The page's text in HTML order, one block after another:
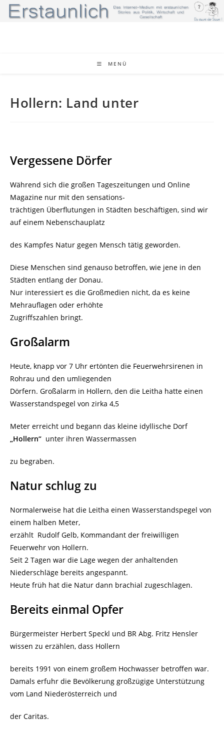
Zum
Inhalt
MENÜ
Hollern: Land unter
Vergessene Dörfer
Während sich die großen Tageszeitungen und Online
Magazine nur mit den sensations-
trächtigen Überflutungen in Städten beschäftigen, sind wir
auf einem Nebenschauplatz
des Kampfes Natur gegen Mensch tätig geworden.
Diese Menschen sind genauso betroffen, wie jene in den
Städten entlang der Donau.
Nur interessiert es die Großmedien nicht, da es keine
Mehrauflagen oder erhöhte
Zugriffszahlen bringt.
Großalarm
Heute, knapp vor 7 Uhr ertönten die Feuerwehrsirenen in
Rohrau und den umliegenden
Dörfern. Großalarm in Hollern, den die Leitha hatte einen
Wasserstandspegel von zirka 4,5
Meter erreicht und begann das kleine idyllische Dorf
„Hollern“ unter ihren Wassermassen
zu begraben.
Natur schlug zu
Normalerweise hat die Leitha einen Wasserstandspegel von
einem halben Meter,
erzählt Rudolf Gelb, Kommandant der freiwilligen
Feuerwehr von Hollern.
Seit 2 Tagen war die Lage wegen der anhaltenden
Niederschläge bereits angespannt.
Heute früh hat die Natur dann brachial zugeschlagen.
Bereits einmal Opfer
Bürgermeister Herbert Speckl und BR Abg. Fritz Hensler
wissen zu erzählen, dass Hollern
bereits 1991 von einem großem Hochwasser betroffen war.
Damals erfuhr die Bevölkerung großzügige Unterstützung
vom Land Niederösterreich und
der Caritas.